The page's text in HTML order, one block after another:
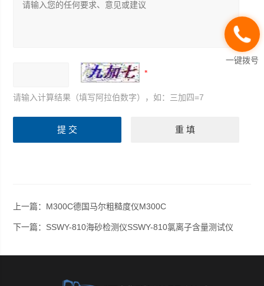
请输入计算结果（填写阿拉伯数字），如：三加四=7
上一篇： M300C德国马尔粗糙度仪M300C
下一篇： SSWY-810海砂检测仪SSWY-810氯离子含量测试仪
一键拨号